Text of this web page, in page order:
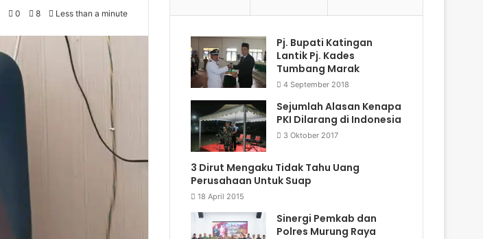
0 8 Less than a minute
Pj. Bupati Katingan
Lantik Pj. Kades
Tumbang Marak
4 September 2018
Sejumlah Alasan Kenapa
PKI Dilarang di Indonesia
3 Oktober 2017
3 Dirut Mengaku Tidak Tahu Uang
Perusahaan Untuk Suap
18 April 2015
Sinergi Pemkab dan
Polres Murung Raya